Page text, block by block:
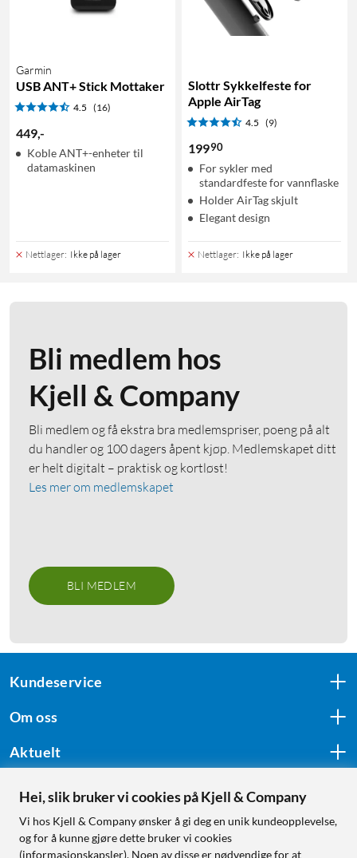
Garmin
USB ANT+ Stick Mottaker
4.5 (16)
449,-
Koble ANT+-enheter til
datamaskinen
Nettlager: Ikke på lager
Slottr Sykkelfeste for
Apple AirTag
4.5 (9)
19990
For sykler med
standardfeste for vannflaske
Holder AirTag skjult
Elegant design
Nettlager: Ikke på lager
Bli medlem hos
Kjell & Company
Bli medlem og få ekstra bra medlemspriser, poeng på alt
du handler og 100 dagers åpent kjøp. Medlemskapet ditt
er helt digitalt – praktisk og kortløst!
Les mer om medlemskapet
BLI MEDLEM
Kundeservice
Om oss
Aktuelt
Følg oss
Hei, slik bruker vi cookies på Kjell & Company
Vi hos Kjell & Company ønsker å gi deg en unik kundeopplevelse,
og for å kunne gjøre dette bruker vi cookies
(informasjonskapsler). Noen av disse er nødvendige for at